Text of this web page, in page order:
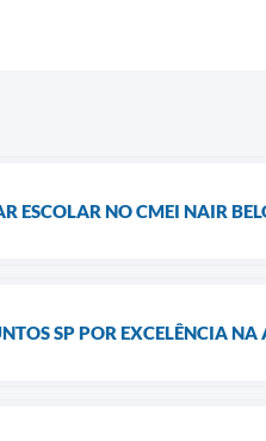
ESCOLAR NO CMEI NAIR
SP POR EXCELÊNCIA